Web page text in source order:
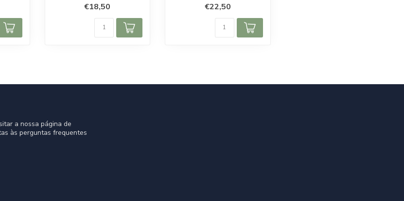
cerdas de cab...
€18,50
macia...
€22,50
a nossa página de
às perguntas frequentes